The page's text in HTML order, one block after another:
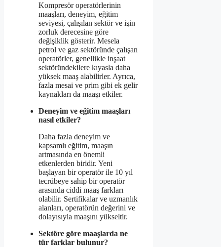
Kompresör operatörlerinin
maaşları, deneyim, eğitim
seviyesi, çalışılan sektör ve işin
zorluk derecesine göre
değişiklik gösterir. Mesela
petrol ve gaz sektöründe çalışan
operatörler, genellikle inşaat
sektöründekilere kıyasla daha
yüksek maaş alabilirler. Ayrıca,
fazla mesai ve prim gibi ek gelir
kaynakları da maaşı etkiler.
Deneyim ve eğitim maaşları
nasıl etkiler?
Daha fazla deneyim ve
kapsamlı eğitim, maaşın
artmasında en önemli
etkenlerden biridir. Yeni
başlayan bir operatör ile 10 yıl
tecrübeye sahip bir operatör
arasında ciddi maaş farkları
olabilir. Sertifikalar ve uzmanlık
alanları, operatörün değerini ve
dolayısıyla maaşını yükseltir.
Sektöre göre maaşlarda ne
tür farklar bulunur?